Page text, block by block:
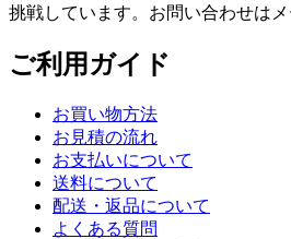
挑戦しています。お問い合わせは
ご利用ガイド
お買い物方法
お見積の流れ
お支払いについて
送料について
配送・返品について
よくある質問